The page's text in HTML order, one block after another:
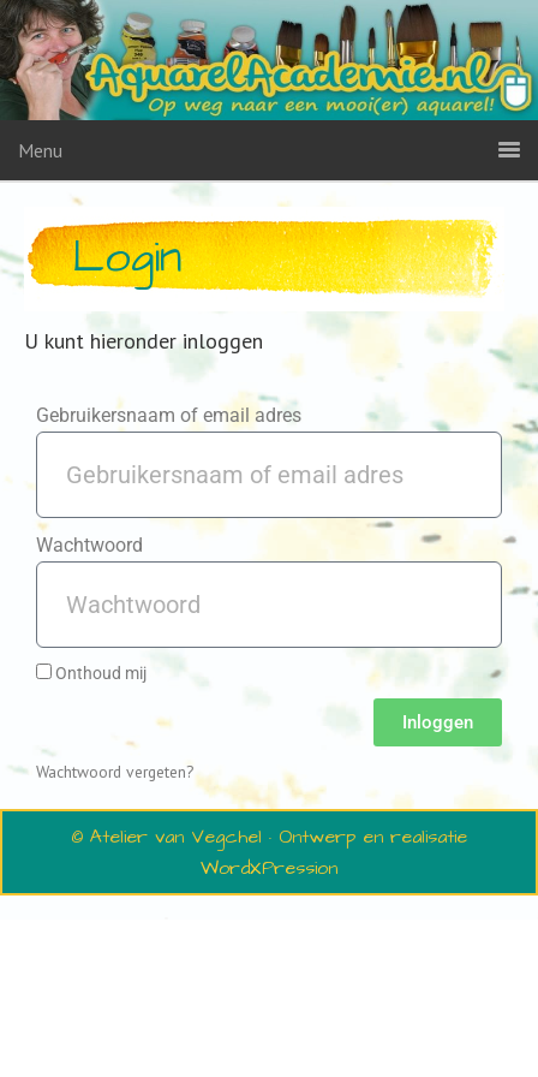
Menu
Login
U kunt hieronder inloggen
Gebruikersnaam of email adres
Wachtwoord
Onthoud mij
Inloggen
Wachtwoord vergeten?
© Atelier van Vegchel · Ontwerp en realisatie
WordXPression